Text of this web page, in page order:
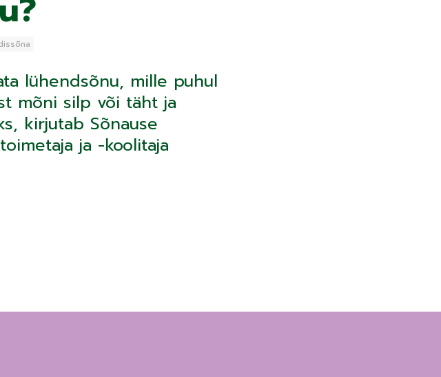
lühendsõnu, mille puhul
mõni silp või täht ja
kirjutab Sõnause
ja -koolitaja